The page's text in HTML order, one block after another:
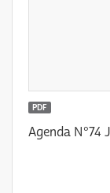
PDF
Agenda N°74